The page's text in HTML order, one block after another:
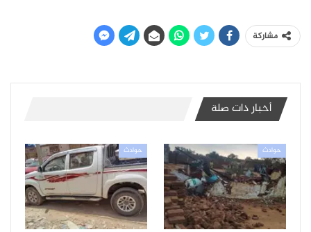
مشاركة
أخبار ذات صلة
حوادث حوادث